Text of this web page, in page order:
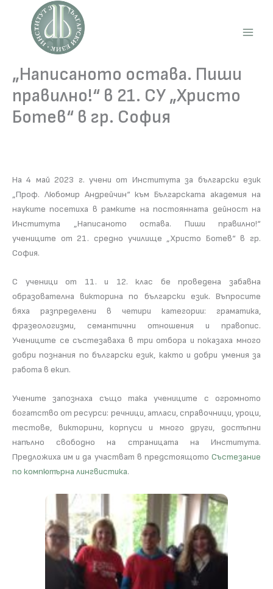
content
„Написаното остава. Пиши
правилно!“ в 21. СУ „Христо
Ботев“ в гр. София
На 4 май 2023 г. учени от Института за български език
„Проф. Любомир Андрейчин“ към Българската академия на
науките посетиха в рамките на постоянната дейност на
Института „Написаното остава. Пиши правилно!“
учениците от 21. средно училище „Христо Ботев“ в гр.
София.
С ученици от 11. и 12. клас бе проведена забавна
образователна викторина по български език. Въпросите
бяха разпределени в четири категории: граматика,
фразеологизми, семантични отношения и правопис.
Учениците се състезаваха в три отбора и показаха много
добри познания по български език, както и добри умения за
работа в екип.
Учените запознаха също така учениците с огромното
богатство от ресурси: речници, атласи, справочници, уроци,
тестове, викторини, корпуси и много други, достъпни
напълно свободно на страницата на Института.
Предложиха им и да участват в предстоящото Състезание
по компютърна лингвистика.